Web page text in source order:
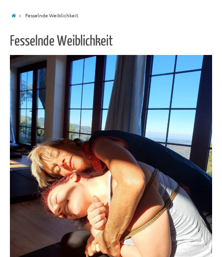
Fesselnde Weiblichkeit
Fesselnde Weiblichkeit